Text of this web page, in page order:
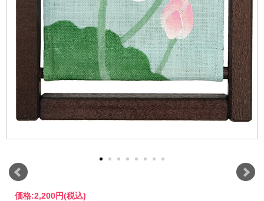
価格:2,200円(税込)